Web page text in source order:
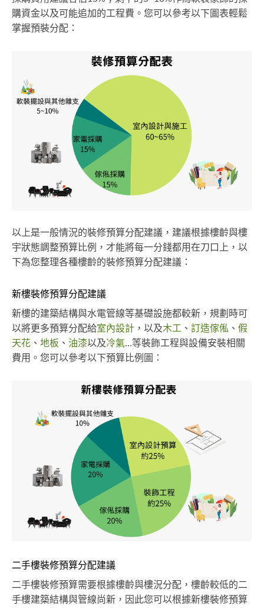
購資金以及可能追加的工程費。您可以參考以下圖表輕鬆
掌握預裝分配：
以上是一般情況的裝修預算分配建議，建議根據樓齡與樓
宇狀態調整預算比例，才能將每一分錢都用在刀口上，以
下為您整理各種樓齡的裝修預算分配建議：
新樓裝修預算分配建議
新樓的建築結構與水電管線等基礎設施都較新，規劃時可
以將更多預算分配給室內設計 ，以及木工 、 訂造傢俬 、 假
天花 、 地板 、 油漆以及冷氣…等裝飾工程與設備安裝相關
費用。您可以參考以下預算比例圖：
二手樓裝修預算分配建議
二手樓裝修預算需要根據樓齡與樓況分配，樓齡較低的二
手樓建築結構與管線尚新，因此您可以根據新樓裝修預算